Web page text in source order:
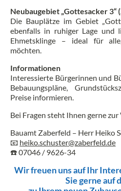
Neubaugebiet „Gottesacker 3“
Die Bauplätze im Gebiet
ebenfalls in ruhiger Lage und
Ehmetsklinge – ideal für
möchten.
Informationen
Interessierte Bürgerinnen und
Bebauungspläne,
Preise informieren.
Bei Fragen steht Ihnen gerne zur
Bauamt Zaberfeld – Herr Heiko
📧 heiko.schuster@zaberfeld.de
☎️ 07046 / 9626-34
Wir freuen uns auf Ihr
Sie gerne auf